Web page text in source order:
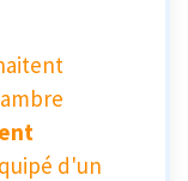
d'un